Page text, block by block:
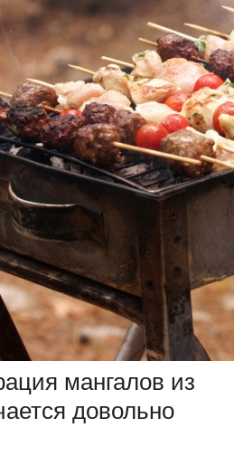
мангалов из
довольно